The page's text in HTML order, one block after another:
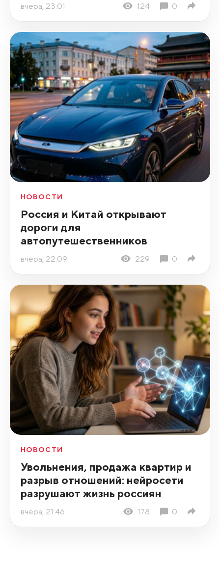
вчера, 23:01 124 0
НОВОСТИ
Россия и Китай открывают
дороги для
автопутешественников
вчера, 22:09 229 0
НОВОСТИ
Увольнения, продажа квартир и
разрыв отношений: нейросети
разрушают жизнь россиян
вчера, 21:46 178 0